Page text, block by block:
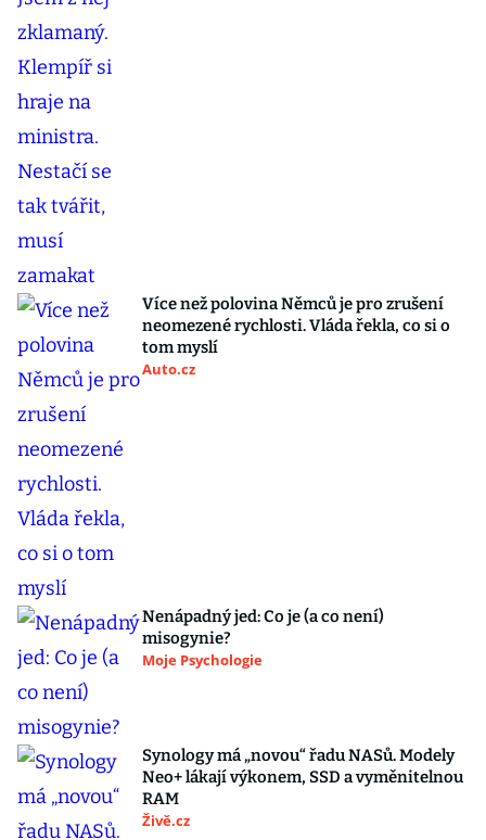
Více než polovina Němců je pro zrušení
neomezené rychlosti. Vláda řekla, co si o
tom myslí
Auto.cz
Nenápadný jed: Co je (a co není)
misogynie?
Moje Psychologie
Synology má „novou“ řadu NASů. Modely
Neo+ lákají výkonem, SSD a vyměnitelnou
RAM
Živě.cz